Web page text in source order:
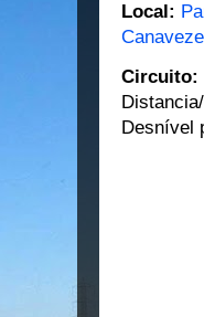
Local:
Circuito:
Desnível